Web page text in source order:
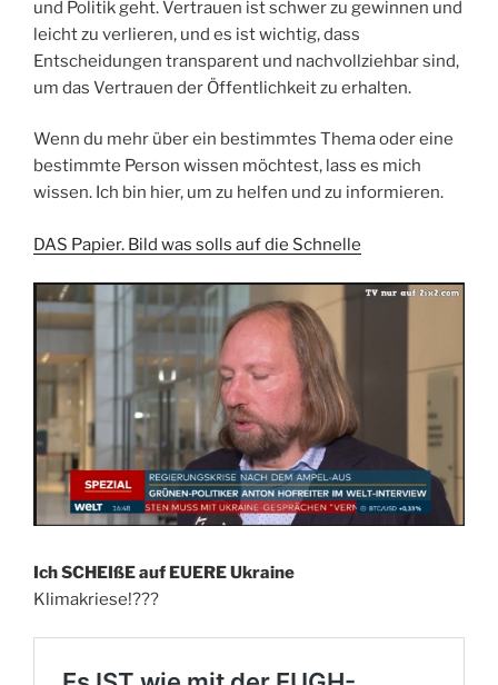
und Politik geht. Vertrauen ist schwer zu gewinnen und
leicht zu verlieren, und es ist wichtig, dass
Entscheidungen transparent und nachvollziehbar sind,
um das Vertrauen der Öffentlichkeit zu erhalten.
Wenn du mehr über ein bestimmtes Thema oder eine
bestimmte Person wissen möchtest, lass es mich
wissen. Ich bin hier, um zu helfen und zu informieren.
DAS Papier. Bild was solls auf die Schnelle
Ich SCHEIßE auf EUERE Ukraine
Klimakriese!???